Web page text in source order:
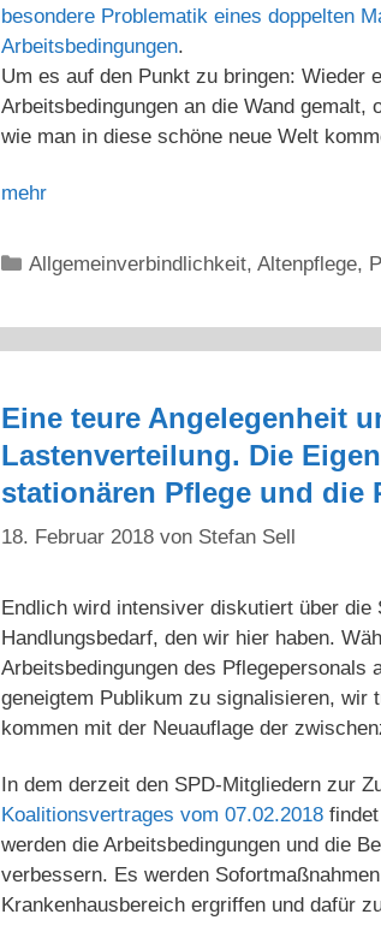
besondere Problematik eines doppelten
Arbeitsbedingungen.
Um es auf den Punkt zu bringen: Wieder
Arbeitsbedingungen an die Wand gemalt,
wie man in diese schöne neue Welt
mehr
Kategorien
Allgemeinverbindlichkeit,Altenpflege,
Eine teure Angelegenheit
Lastenverteilung. Die
stationären Pflege und die
18. Februar 2018 von Stefan Sell
Endlich wird intensiver diskutiert über
Handlungsbedarf, den wir hier haben.
Arbeitsbedingungen des
geneigtem Publikum zu signalisieren, wir
kommen mit der Neuauflage der
In dem derzeit den SPD-Mitgliedern zur
Koalitionsvertrages vom 07.02.2018
werden die Arbeitsbedingungen und die
verbessern. Es werden
Krankenhausbereich ergriffen und dafür